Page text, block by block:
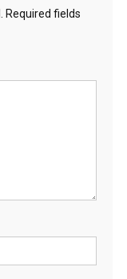
Required fields